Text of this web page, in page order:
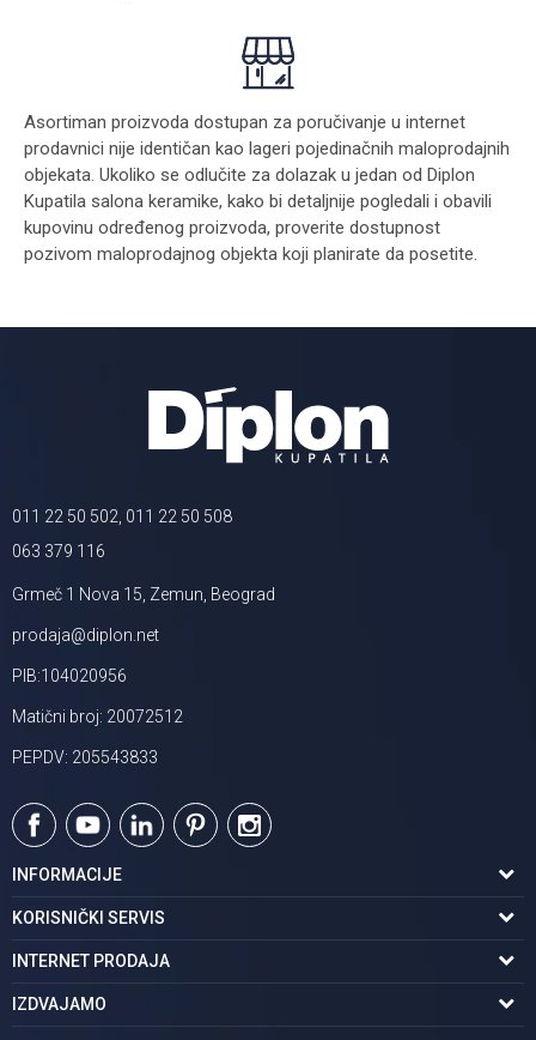
Asortiman proizvoda dostupan za poručivanje u internet
prodavnici nije identičan kao lageri pojedinačnih maloprodajnih
objekata. Ukoliko se odlučite za dolazak u jedan od Diplon
Kupatila salona keramike, kako bi detaljnije pogledali i obavili
kupovinu određenog proizvoda, proverite dostupnost
pozivom maloprodajnog objekta koji planirate da posetite.
011 22 50 502, 011 22 50 508
063 379 116
Grmeč 1 Nova 15, Zemun, Beograd
prodaja@diplon.net
PIB:104020956
Matični broj: 20072512
PEPDV: 205543833
INFORMACIJE
O nama
Podaci o trgovcu
Karijera | postani deo tima
KORISNIČKI SERVIS
Uslovi korišćenja
Politika privatnosti
INTERNET PRODAJA
Kako kupiti
IZDVAJAMO